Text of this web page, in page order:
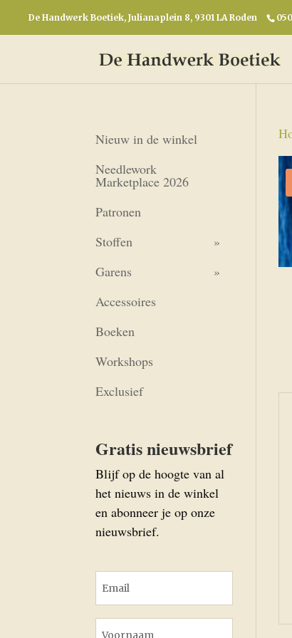
De Handwerk Boetiek, Julianaplein 8, 9301 LA Roden
Nieuw in de winkel
Needlework
Marketplace 2026
Patronen
Stoffen
Garens
Accessoires
Boeken
Workshops
Exclusief
Gratis nieuwsbrief
Blijf op de hoogte van al
het nieuws in de winkel
en abonneer je op onze
nieuwsbrief.